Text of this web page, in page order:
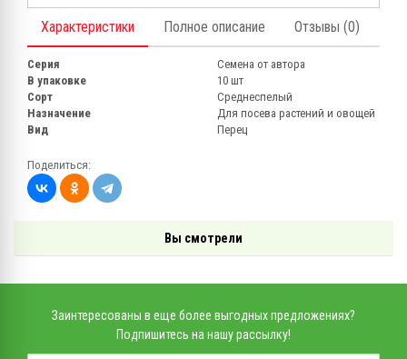
Характеристики Полное описание Отзывы (0)
Серия
Семена от автора
В упаковке
10 шт
Сорт
Среднеспелый
Назначение
Для посева растений и овощей
Вид
Перец
Поделиться:
Вы смотрели
Заинтересованы в еще более выгодных предложениях?
Подпишитесь на нашу рассылку!